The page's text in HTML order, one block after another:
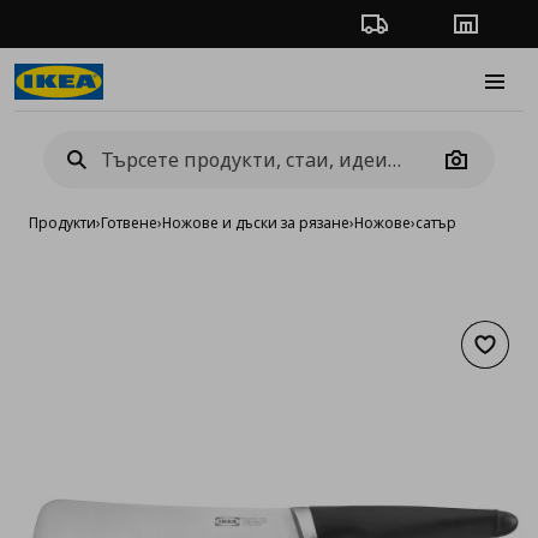
Проследяване на
Camera
Продукти›Готвене›Ножове и дъски за рязане›Ножове›сатър